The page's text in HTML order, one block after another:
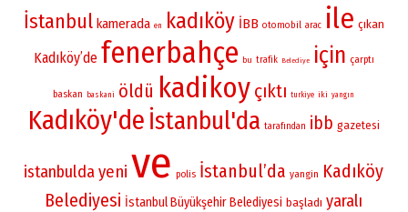
İstanbul kamerada en kadıköy İBB otomobil arac ile çıkan
Kadıköy’de fenerbahçe bu trafik Belediye için çarptı
baskan baskani öldü kadikoy çıktı turkiye iki yangın
Kadıköy'de İstanbul'da tarafından ibb gazetesi
istanbulda yeni ve polis İstanbul’da yangin Kadıköy
Belediyesi İstanbul Büyükşehir Belediyesi başladı yaralı